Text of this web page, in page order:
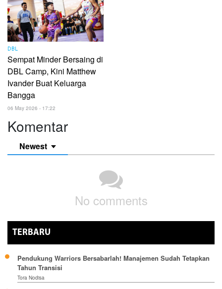
DBL
Sempat Minder Bersaing di
DBL Camp, Kini Matthew
Ivander Buat Keluarga
Bangga
06 May 2026 - 17:22
Komentar
Newest
No comments
TERBARU
Pendukung Warriors Bersabarlah! Manajemen Sudah Tetapkan
Tahun Transisi
Tora Nodisa